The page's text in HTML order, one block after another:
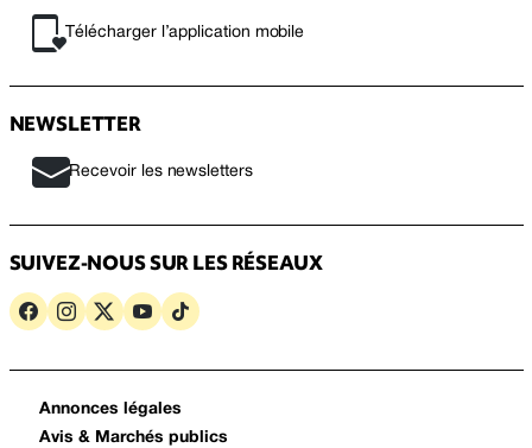
Télécharger l’application mobile
NEWSLETTER
Recevoir les newsletters
SUIVEZ-NOUS SUR LES RÉSEAUX
Annonces légales
Avis & Marchés publics